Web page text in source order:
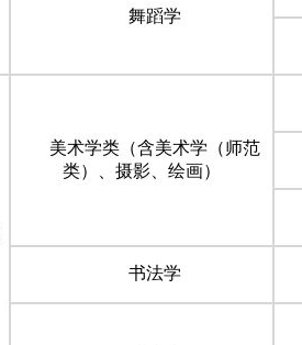
舞蹈学
美术学类（含美术学（师范
类）、摄影、绘画）
书法学